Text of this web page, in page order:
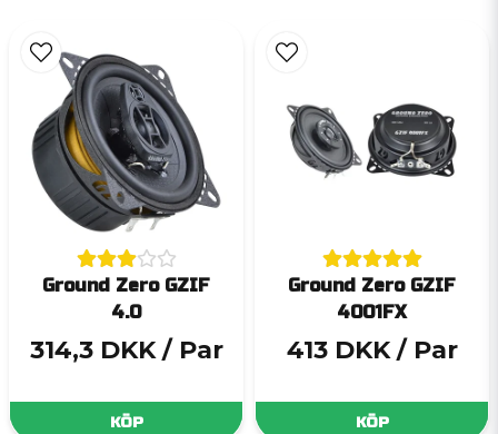
Ground Zero GZIF
4.0
314,3 DKK / Par
KÖP
Ground Zero GZIF
4001FX
413 DKK / Par
KÖP